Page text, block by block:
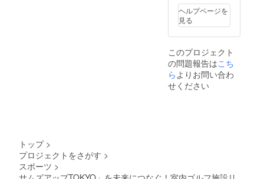
・分割
利用は
できま
せん。
本ずつ2
回に分
けるな
どは不
可） ・
＆施設
の改
修・改
善状況
る経過
報告 ご
利用条
件： ・
ご自身
加料金
円相当
・クラ
ウド
ファン
グ支援
者限定
で
30,000
円のご
礼の
ヘルプページを
見る
このプロジェクト
の問題報告はこち
らよりお問い合わ
せください
トップ >
プロジェクトをさがす >
スポーツ >